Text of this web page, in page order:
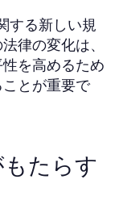
する新しい規
律の変化は、
を高めるため
とが重要で
たらす